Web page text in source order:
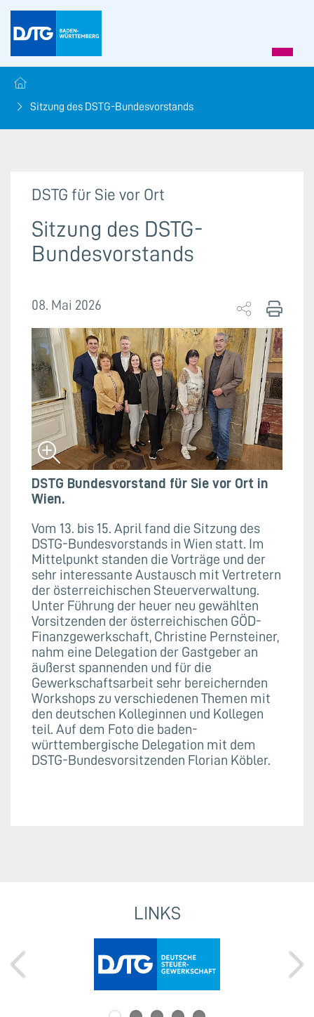
Sitzung des DSTG-Bundesvorstands
DSTG für Sie vor Ort
Sitzung des DSTG-
Bundesvorstands
08. Mai 2026
DSTG Bundesvorstand für Sie vor Ort in
Wien.
Vom 13. bis 15. April fand die Sitzung des
DSTG-Bundesvorstands in Wien statt. Im
Mittelpunkt standen die Vorträge und der
sehr interessante Austausch mit Vertretern
der österreichischen Steuerverwaltung.
Unter Führung der heuer neu gewählten
Vorsitzenden der österreichischen GÖD-
Finanzgewerkschaft, Christine Pernsteiner,
nahm eine Delegation der Gastgeber an
äußerst spannenden und für die
Gewerkschaftsarbeit sehr bereichernden
Workshops zu verschiedenen Themen mit
den deutschen Kolleginnen und Kollegen
teil. Auf dem Foto die baden-
württembergische Delegation mit dem
DSTG-Bundesvorsitzenden Florian Köbler.
LINKS